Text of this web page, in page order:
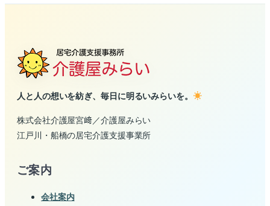
人と人の想いを紡ぎ、毎日に明るいみらいを。
株式会社介護屋宮﨑／介護屋みらい
江戸川・船橋の居宅介護支援事業所
ご案内
会社案内